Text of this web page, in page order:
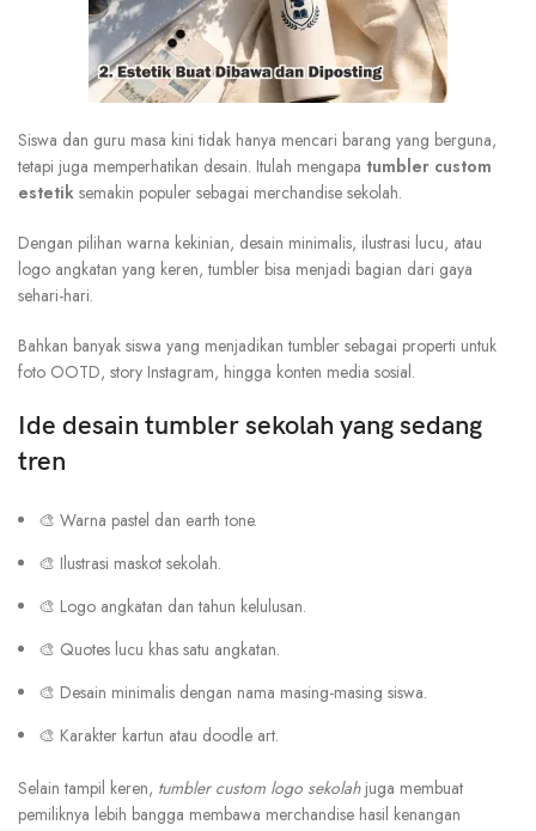
Siswa dan guru masa kini tidak hanya mencari barang yang berguna,
tetapi juga memperhatikan desain. Itulah mengapa tumbler custom
estetik semakin populer sebagai merchandise sekolah.
Dengan pilihan warna kekinian, desain minimalis, ilustrasi lucu, atau
logo angkatan yang keren, tumbler bisa menjadi bagian dari gaya
sehari-hari.
Bahkan banyak siswa yang menjadikan tumbler sebagai properti untuk
foto OOTD, story Instagram, hingga konten media sosial.
Ide desain tumbler sekolah yang sedang
tren
🎨 Warna pastel dan earth tone.
🎨 Ilustrasi maskot sekolah.
🎨 Logo angkatan dan tahun kelulusan.
🎨 Quotes lucu khas satu angkatan.
🎨 Desain minimalis dengan nama masing-masing siswa.
🎨 Karakter kartun atau doodle art.
Selain tampil keren, tumbler custom logo sekolahjuga membuat
pemiliknya lebih bangga membawa merchandise hasil kenangan